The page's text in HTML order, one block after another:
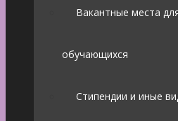
Вакантные места
обучающихся
Стипендии и иные